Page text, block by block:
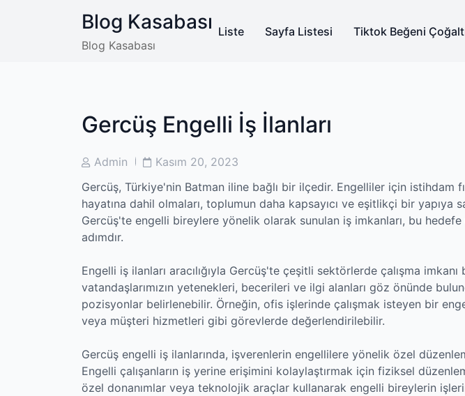
Blog Kasabası
Blog Kasabası
Liste Sayfa Listesi Tiktok Beğeni
Gercüş Engelli İş İlanları
PostAdmin
PostKasım 20, 2023
Gercüş, Türkiye'nin Batman iline bağlı bir ilçedir. Engelliler için istihdam
hayatına dahil olmaları, toplumun daha kapsayıcı ve eşitlikçi bir yapıya
Gercüş'te engelli bireylere yönelik olarak sunulan iş imkanları, bu
adımdır.
Engelli iş ilanları aracılığıyla Gercüş'te çeşitli sektörlerde çalışma
vatandaşlarımızın yetenekleri, becerileri ve ilgi alanları göz önünde
pozisyonlar belirlenebilir. Örneğin, ofis işlerinde çalışmak isteyen bir
veya müşteri hizmetleri gibi görevlerde değerlendirilebilir.
Gercüş engelli iş ilanlarında, işverenlerin engellilere yönelik özel
Engelli çalışanların iş yerine erişimini kolaylaştırmak için fiziksel
özel donanımlar veya teknolojik araçlar kullanarak engelli bireylerin